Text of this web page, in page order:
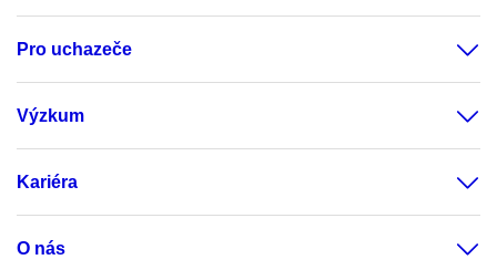
Pro uchazeče
Výzkum
Kariéra
O nás